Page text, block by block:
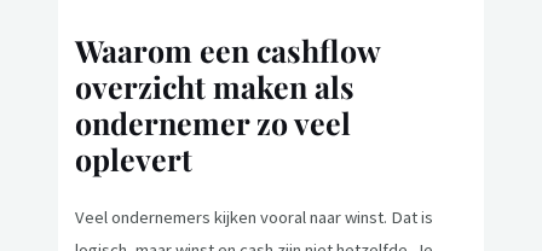
Waarom een cashflow
overzicht maken als
ondernemer zo veel
oplevert
Veel ondernemers kijken vooral naar winst. Dat is